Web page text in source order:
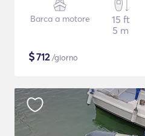
Barca a motore
15 ft
5 m
$712/giorno